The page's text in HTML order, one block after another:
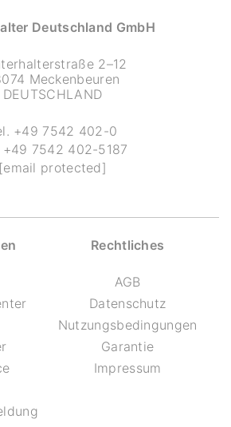
Deutschland GmbH
2–12
Meckenbeuren
DEUTSCHLAND
+49 7542 402-0
+49 7542 402-5187
[email protected]
Rechtliches
AGB
Datenschutz
Nutzungsbedingungen
Garantie
Impressum